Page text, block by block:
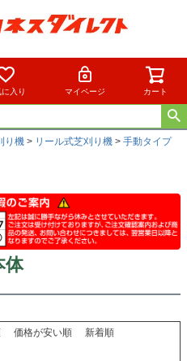
に入り マイページ カート
り機 リール式芝刈り機
手動タイプ
体
価格が安い順
新着順